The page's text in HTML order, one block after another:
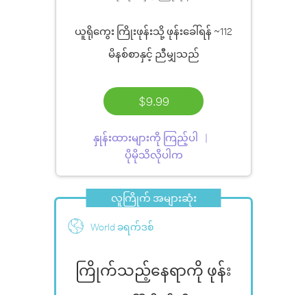
ယူရိုကွေး ကြိုးဖုန်းသို့ ဖုန်းခေါ်ရန် ~112
မိနစ်စာနှင့် ညီမျှသည်
$9.99
နှုန်းထားများကို ကြည့်ပါ
ပိုမိုသိလိုပါက
လူကြိုက် အများဆုံး
World ခရက်ဒစ်
ကြိုက်သည့်နေရာကို ဖုန်း